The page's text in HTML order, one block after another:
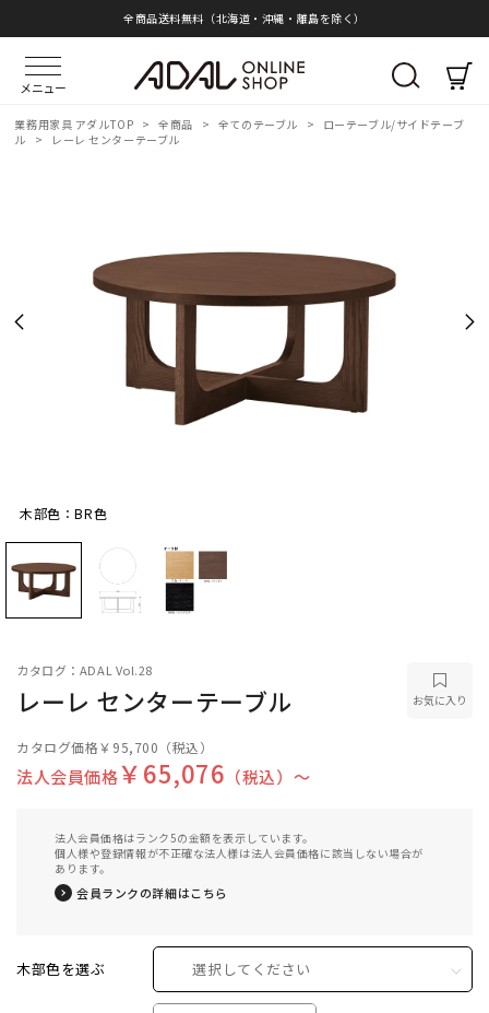
全商品送料無料（北海道・沖縄・離島を除く）
メニュー
業務用家具 アダルTOP > 全商品 > 全てのテーブル >
ローテーブル/サイドテーブ
ル
> レーレ センターテーブル
木部色：BR色
木部色：BR色
カタログ：ADAL Vol.28
レーレ センターテーブル お気に入り
カタログ価格￥95,700 （税込）
法人会員価格￥65,076 （税込）〜
法人会員価格はランク5の金額を表示しています。
個人様や登録情報が不正確な法人様は法人会員価格に該当しない場合が
あります。
会員ランクの詳細はこちら
木部色を選ぶ 選択してください